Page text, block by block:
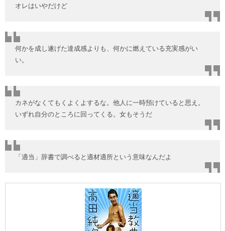
オレはいやだけど
何かを成し遂げた達成感よりも、何かに燃えている充実感がい
い。
カネがなくてもくよくよするな。他人に一時預けていると思え。
いずれ自分のところに回ってくる。女もそうだ
「適当」辞書で調べると適材適所という意味なんだよ